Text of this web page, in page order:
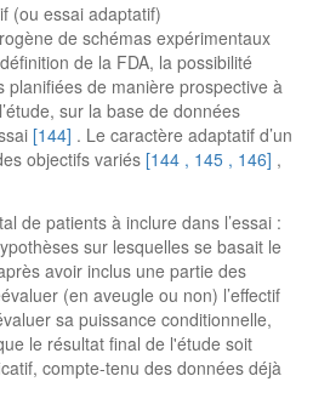
(ou essai adaptatif)
de schémas expérimentaux
de la FDA, la possibilité
planifiées de manière prospective à
sur la base de données
[144] . Le caractère adaptatif d’un
objectifs variés [144 , 145 , 146] ,
de patients à inclure dans l’essai :
sur lesquelles se basait le
avoir inclus une partie des
(en aveugle ou non) l’effectif
sa puissance conditionnelle,
le résultat final de l'étude soit
compte-tenu des données déjà